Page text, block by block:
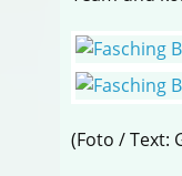
(Foto / Text: